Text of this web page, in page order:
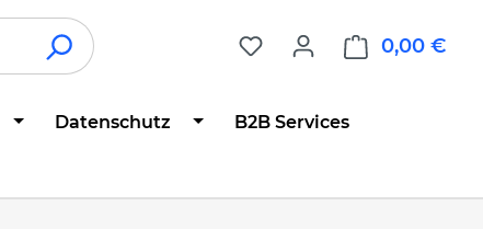
0,00 €
Datenschutz B2B Services